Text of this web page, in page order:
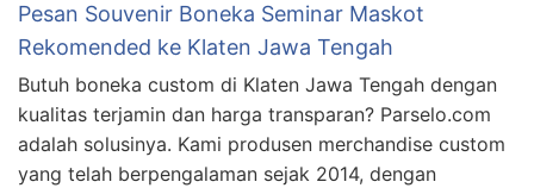
Pesan Souvenir Boneka Seminar Maskot
Rekomended ke Klaten Jawa Tengah
Butuh boneka custom di Klaten Jawa Tengah dengan
kualitas terjamin dan harga transparan? Parselo.com
adalah solusinya. Kami produsen merchandise custom
yang telah berpengalaman sejak 2014, dengan